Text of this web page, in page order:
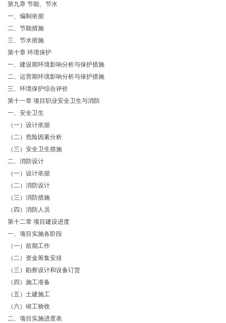
第九章 节能、节水
一、编制依据
二、节能措施
三、节水措施
第十章 环境保护
一、建设期环境影响分析与保护措施
二、运营期环境影响分析与保护措施
三、环境保护综合评价
第十一章 项目职业安全卫生与消防
一、安全卫生
（一）设计依据
（二）危险因素分析
（三）安全卫生措施
二、消防设计
（一）设计依据
（二）消防设计
（三）消防措施
（四）消防人员
第十二章 项目建设进度
一、项目实施各阶段
（一）前期工作
（二）资金筹集安排
（三）勘察设计和设备订货
（四）施工准备
（五）土建施工
（六）竣工验收
二、项目实施进度表